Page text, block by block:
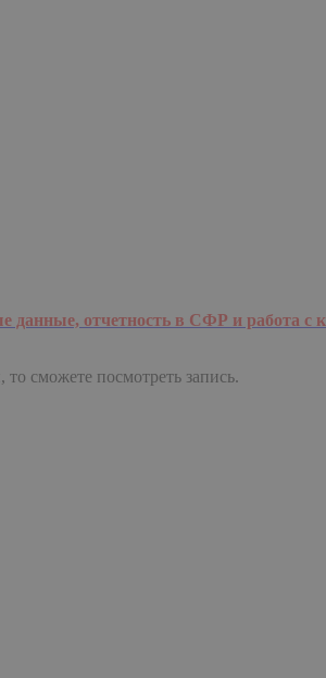
данные, отчетность в СФР и работа с
сможете посмотреть запись.